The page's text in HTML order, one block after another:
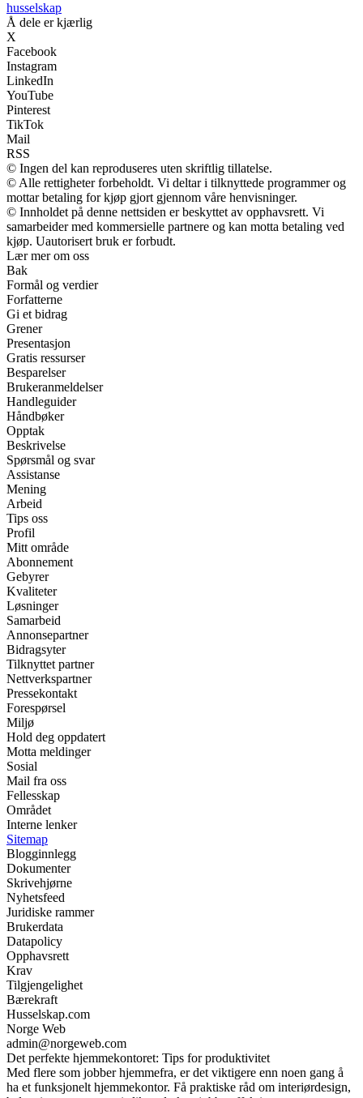
husselskap
Å dele er kjærlig
X
Facebook
Instagram
LinkedIn
YouTube
Pinterest
TikTok
Mail
RSS
© Ingen del kan reproduseres uten skriftlig tillatelse.
© Alle rettigheter forbeholdt. Vi deltar i tilknyttede programmer og
mottar betaling for kjøp gjort gjennom våre henvisninger.
© Innholdet på denne nettsiden er beskyttet av opphavsrett. Vi
samarbeider med kommersielle partnere og kan motta betaling ved
kjøp. Uautorisert bruk er forbudt.
Lær mer om oss
Bak
Formål og verdier
Forfatterne
Gi et bidrag
Grener
Presentasjon
Gratis ressurser
Besparelser
Brukeranmeldelser
Handleguider
Håndbøker
Opptak
Beskrivelse
Spørsmål og svar
Assistanse
Mening
Arbeid
Tips oss
Profil
Mitt område
Abonnement
Gebyrer
Kvaliteter
Løsninger
Samarbeid
Annonsepartner
Bidragsyter
Tilknyttet partner
Nettverkspartner
Pressekontakt
Forespørsel
Miljø
Hold deg oppdatert
Motta meldinger
Sosial
Mail fra oss
Fellesskap
Området
Interne lenker
Sitemap
Blogginnlegg
Dokumenter
Skrivehjørne
Nyhetsfeed
Juridiske rammer
Brukerdata
Datapolicy
Opphavsrett
Krav
Tilgjengelighet
Bærekraft
Husselskap.com
Norge Web
admin@norgeweb.com
Det perfekte hjemmekontoret: Tips for produktivitet
Med flere som jobber hjemmefra, er det viktigere enn noen gang å
ha et funksjonelt hjemmekontor. Få praktiske råd om interiørdesign,